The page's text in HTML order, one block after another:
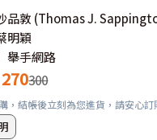
品敦 (Thomas J.
明穎
舉手網路
270300
，結帳後立刻為您進貨，請安心訂